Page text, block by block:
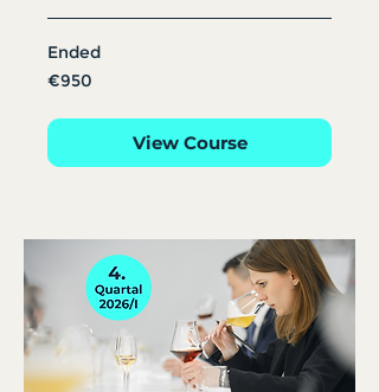
Ended
950
euros
€950
View Course